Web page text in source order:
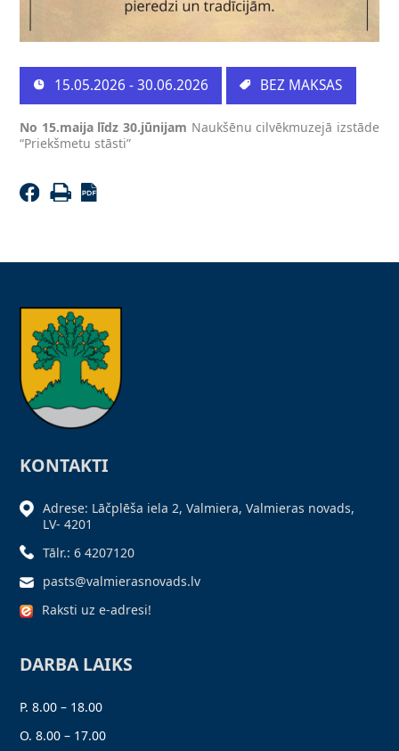
15.05.2026 - 30.06.2026 BEZ MAKSAS
No 15.maija līdz 30.jūnijam Naukšēnu cilvēkmuzejā izstāde
“Priekšmetu stāsti”
KONTAKTI
Adrese: Lāčplēša iela 2, Valmiera, Valmieras novads,
LV- 4201
Tālr.: 6 4207120
pasts@valmierasnovads.lv
Raksti uz e-adresi!
DARBA LAIKS
P. 8.00 – 18.00
O. 8.00 – 17.00